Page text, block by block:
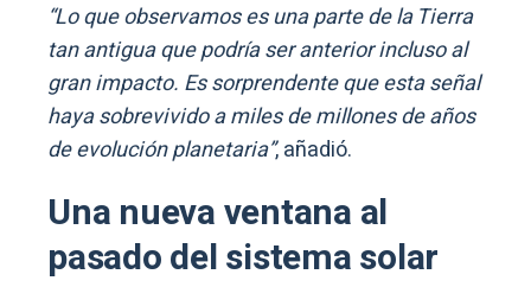
“Lo que observamos es una parte de la Tierra
tan antigua que podría ser anterior incluso al
gran impacto. Es sorprendente que esta señal
haya sobrevivido a miles de millones de años
de evolución planetaria”, añadió.
Una nueva ventana al
pasado del sistema solar